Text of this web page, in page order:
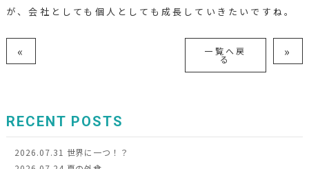
が、会社としても個人としても成長していきたいですね。
« 一覧へ戻
る »
RECENT POSTS
2026.07.31 世界に一つ！？